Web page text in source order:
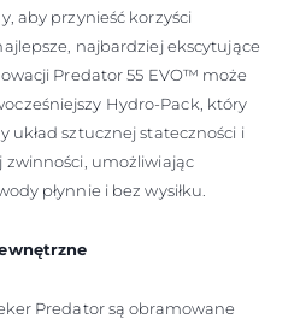
aby przynieść korzyści
najbardziej ekscytujące
Predator 55 EVO™ może
Hydro-Pack, który
układ sztucznej stateczności i
umożliwiając
płynnie i bez wysiłku.
Predator są obramowane